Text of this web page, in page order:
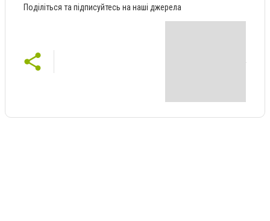
Поділіться та підписуйтесь на наші джерела